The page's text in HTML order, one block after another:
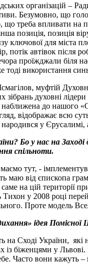
організацій –
Безумовно, що
що треба впливати
позиція, позиція
ключової для міста
потік автівок після
проїжджали біля
використання
муфтій
духовні
до нашого
відображає всю
народився у
Бо у нас на
спільноти.
тут, -
маю від єпископа
на цій території
Тихон у 2008 році
Проте модель
ідея
Сході України,
біженцями у
Часто вони